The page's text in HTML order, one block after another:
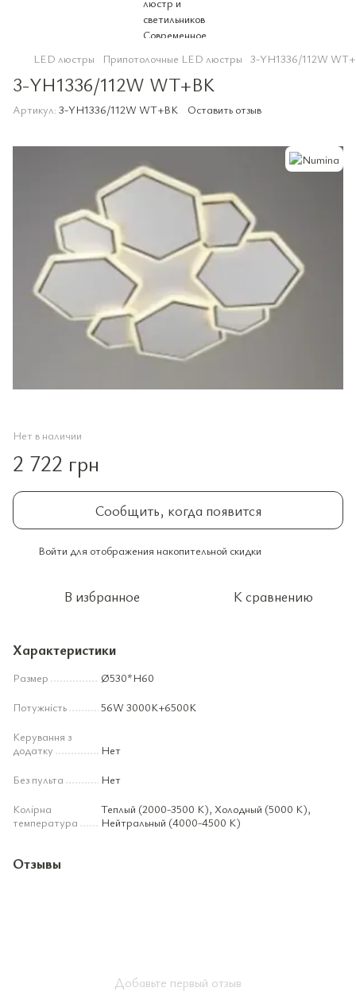
LED люстры Припотолочные LED люстры 3-YH1336/112W
3-YH1336/112W WT+BK
Артикул: 3-YH1336/112W WT+BK Оставить отзыв
Нет в наличии
2 722 грн
Сообщить, когда появится
Войти для отображения накопительной скидки
В избранное К сравнению
Характеристики
Размер
Ø530*H60
Потужність
56W 3000K+6500K
Керування з
додатку
Нет
Без пульта
Нет
Колірна
температура
Теплый (2000-3500 К), Холодный (5000 К),
Нейтральный (4000-4500 К)
Отзывы
Добавьте первый отзыв